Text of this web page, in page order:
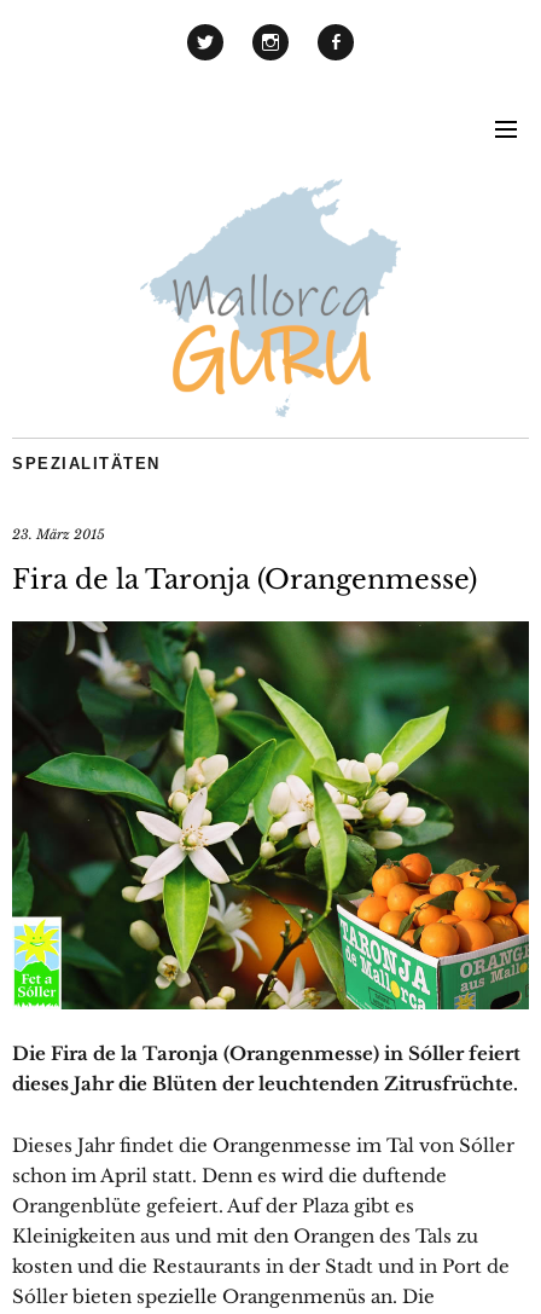
SPEZIALITÄTEN
23. März 2015
Fira de la Taronja (Orangenmesse)
Die Fira de la Taronja (Orangenmesse) in Sóller feiert
dieses Jahr die Blüten der leuchtenden Zitrusfrüchte.
Dieses Jahr findet die Orangenmesse im Tal von Sóller
schon im April statt. Denn es wird die duftende
Orangenblüte gefeiert. Auf der Plaza gibt es
Kleinigkeiten aus und mit den Orangen des Tals zu
kosten und die Restaurants in der Stadt und in Port de
Sóller bieten spezielle Orangenmenüs an. Die